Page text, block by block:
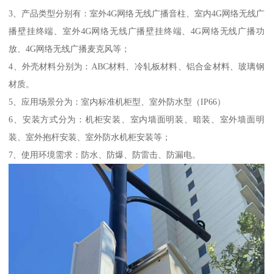
3、产品类型分别有：室外4G网络无线广播音柱、室内4G网络无线广
播壁挂终端、室外4G网络无线广播壁挂终端、4G网络无线广播功
放、4G网络无线广播麦克风等；
4、外壳材料分别为：ABC材料、冷轧板材料、铝合金材料、玻璃钢
材质。
5、应用场景分为：室内标准机柜型、室外防水型（IP66）
6、安装方式分为：机柜安装、室内墙面明装、暗装、室外墙面明
装、室外抱杆安装、室外防水机柜安装等；
7、使用环境需求：防水、防爆、防雷击、防漏电。